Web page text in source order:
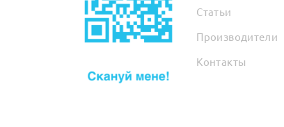
Статьи
Производители
Контакты